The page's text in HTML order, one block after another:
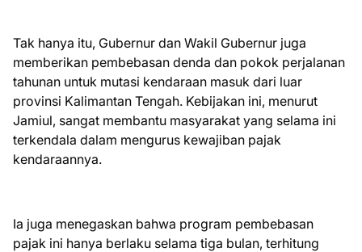
Tak hanya itu, Gubernur dan Wakil Gubernur juga
memberikan pembebasan denda dan pokok perjalanan
tahunan untuk mutasi kendaraan masuk dari luar
provinsi Kalimantan Tengah. Kebijakan ini, menurut
Jamiul, sangat membantu masyarakat yang selama ini
terkendala dalam mengurus kewajiban pajak
kendaraannya.
Ia juga menegaskan bahwa program pembebasan
pajak ini hanya berlaku selama tiga bulan, terhitung